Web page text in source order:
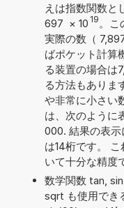
えは指数関数と
697 × 10 19 。こ
実際の数（
ばポケット計算
る装置の場合は
る方法もありま
や非常に小さい
は、次のように
000. 結果の表
は14桁です。
いて十分な精度
数学関数 tan,
sqrt も使用でき